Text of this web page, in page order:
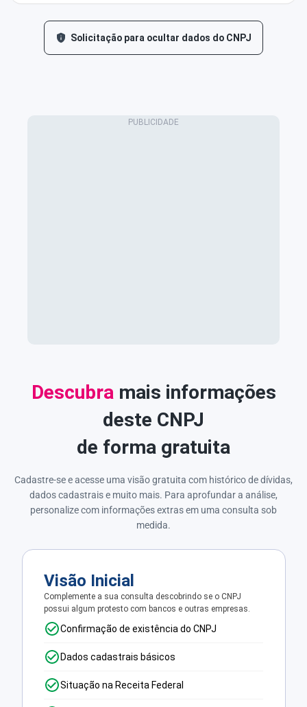
Solicitação para ocultar dados do CNPJ
Descubra mais informações
deste CNPJ
de forma gratuita
Cadastre-se e acesse uma visão gratuita com histórico de dívidas,
dados cadastrais e muito mais. Para aprofundar a análise,
personalize com informações extras em uma consulta sob
medida.
Visão Inicial
Complemente a sua consulta descobrindo se o CNPJ
possui algum protesto com bancos e outras empresas.
Confirmação de existência do CNPJ
Dados cadastrais básicos
Situação na Receita Federal